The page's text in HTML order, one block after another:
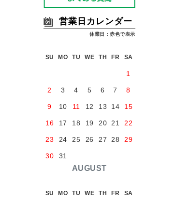
営業日カレンダー
休業日：赤色で表示
AUGUST
SU MO TU WE TH FR SA
1
2 3 4 5 6 7 8
9 10 11 12 13 14 15
16 17 18 19 20 21 22
23 24 25 26 27 28 29
30 31
SU MO TU WE TH FR SA